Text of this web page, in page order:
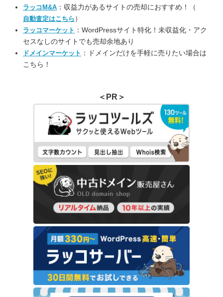
ラッコM&A ：収益力があるサイトの売却におすすめ！（
自動査定はこちら ）
ラッコマーケット ：WordPressサイト特化！未収益化・アク
セスなしのサイトでも売却余地あり
ドメインマーケット ：ドメインだけを手軽に売りたい場合は
こちら！
＜PR＞